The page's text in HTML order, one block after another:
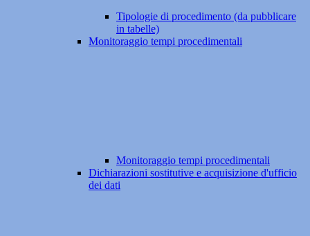
Tipologie di procedimento (da pubblicare
in tabelle)
Monitoraggio tempi procedimentali
Monitoraggio tempi procedimentali
Dichiarazioni sostitutive e acquisizione d'ufficio
dei dati